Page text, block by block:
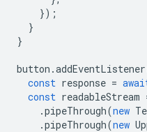
});
}
}
button .addEventListener
const response =
const readableStream
.pipeThrough(new
.pipeThrough(new